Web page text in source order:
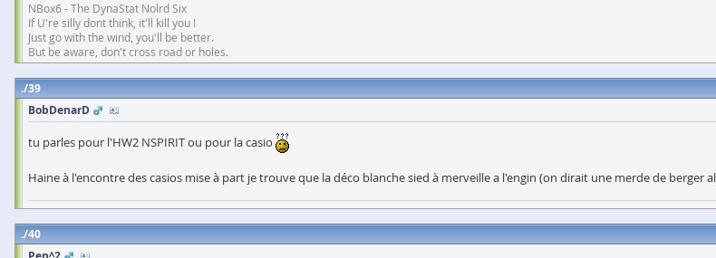
NBox6 - The DynaStat Nolrd Six
If U're silly dont think, it'll kill you !
Just go with the wind, you'll be better.
But be aware, don't cross road or holes.
39
BobDenarD
tu parles pour l'HW2 NSPIRIT ou pour la casio
Haine à l'encontre des casios mise à part je trouve que la déco blanche sied à merveille a l'engin (on dirait une merde de berger
40